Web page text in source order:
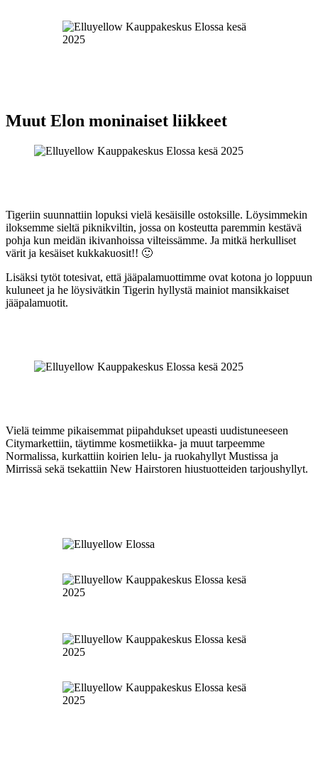
Muut Elon moninaiset liikkeet
Tigeriin suunnattiin lopuksi vielä kesäisille ostoksille. Löysimmekin
iloksemme sieltä piknikviltin, jossa on kosteutta paremmin kestävä
pohja kun meidän ikivanhoissa vilteissämme. Ja mitkä herkulliset
värit ja kesäiset kukkakuosit!! 🙂
Lisäksi tytöt totesivat, että jääpalamuottimme ovat kotona jo loppuun
kuluneet ja he löysivätkin Tigerin hyllystä mainiot mansikkaiset
jääpalamuotit.
Vielä teimme pikaisemmat piipahdukset upeasti uudistuneeseen
Citymarkettiin, täytimme kosmetiikka- ja muut tarpeemme
Normalissa, kurkattiin koirien lelu- ja ruokahyllyt Mustissa ja
Mirrissä sekä tsekattiin New Hairstoren hiustuotteiden tarjoushyllyt.